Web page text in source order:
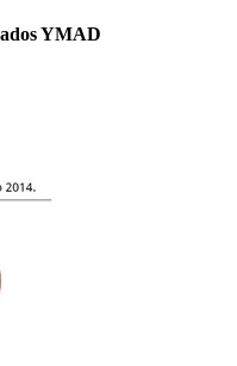
YMAD